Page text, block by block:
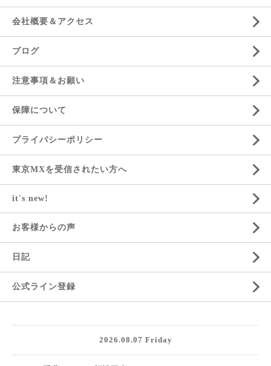
会社概要＆アクセス
ブログ
注意事項＆お願い
保障について
プライバシーポリシー
東京MXを受信されたい方へ
it's new!
お客様からの声
日記
公式ライン登録
2026.08.07 Friday